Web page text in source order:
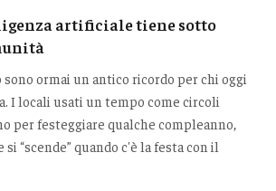
artificiale tiene sotto
ormai un antico ricordo per chi oggi
I locali usati un tempo come circoli
per festeggiare qualche compleanno,
“scende” quando c'è la festa con il